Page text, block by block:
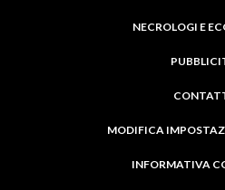
NECROLOGI E
MODIFICA
INFORMATIVA